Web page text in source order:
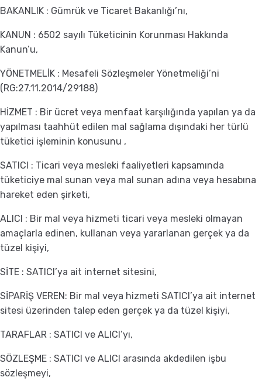
BAKANLIK : Gümrük ve Ticaret Bakanlığı’nı,
KANUN : 6502 sayılı Tüketicinin Korunması Hakkında
Kanun’u,
YÖNETMELİK : Mesafeli Sözleşmeler Yönetmeliği’ni
(RG:27.11.2014/29188)
HİZMET : Bir ücret veya menfaat karşılığında yapılan ya da
yapılması taahhüt edilen mal sağlama dışındaki her türlü
tüketici işleminin konusunu ,
SATICI : Ticari veya mesleki faaliyetleri kapsamında
tüketiciye mal sunan veya mal sunan adına veya hesabına
hareket eden şirketi,
ALICI : Bir mal veya hizmeti ticari veya mesleki olmayan
amaçlarla edinen, kullanan veya yararlanan gerçek ya da
tüzel kişiyi,
SİTE : SATICI’ya ait internet sitesini,
SİPARİŞ VEREN: Bir mal veya hizmeti SATICI’ya ait internet
sitesi üzerinden talep eden gerçek ya da tüzel kişiyi,
TARAFLAR : SATICI ve ALICI’yı,
SÖZLEŞME : SATICI ve ALICI arasında akdedilen işbu
sözleşmeyi,